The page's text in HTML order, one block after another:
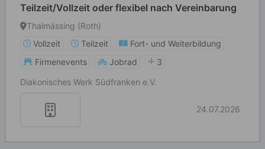
Teilzeit/Vollzeit oder flexibel nach Vereinbarung
Thalmässing (Roth)
Vollzeit
Teilzeit
Fort- und Weiterbildung
Firmenevents
Jobrad
3
Diakonisches Werk Südfranken e.V.
24.07.2026